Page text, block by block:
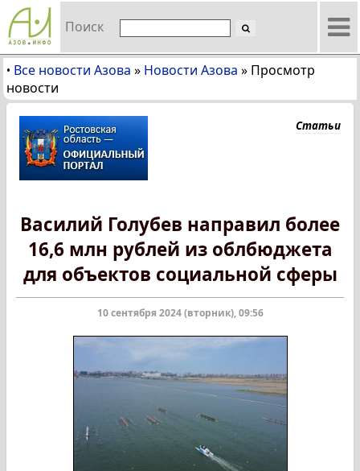
Поиск
• Все новости Азова » Новости Азова » Просмотр
новости
Статьи
Василий Голубев направил более
16,6 млн рублей из облбюджета
для объектов социальной сферы
10 сентября 2024 (вторник), 09:56